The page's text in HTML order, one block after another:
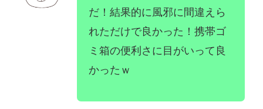
だ！結果的に風邪に間違えら
れただけで良かった！携帯ゴ
ミ箱の便利さに目がいって良
かったｗ